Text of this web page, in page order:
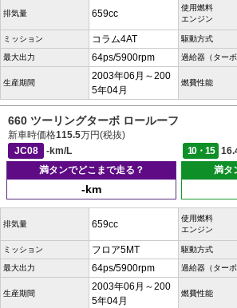
排気量 659cc
使用燃料
エンジン
ミッション コラム4AT 駆動方式
最大出力 64ps/5900rpm 過給器（ターボ
生産期間
2003年06月～200
5年04月
燃費性能
660 ツーリングターボ ロールーフ
新車時価格115.5万円(税抜)
JC08
-km/L 10・15
満タンでどこまで走る？
-km
満タ
排気量 659cc
使用燃料
エンジン
ミッション フロア5MT 駆動方式
最大出力 64ps/5900rpm 過給器（ターボ
生産期間
2003年06月～200
5年04月
燃費性能